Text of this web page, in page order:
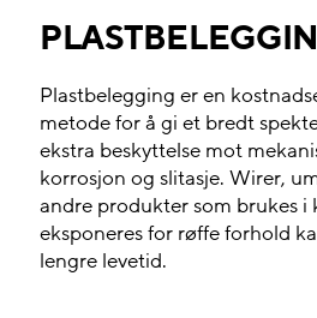
Plastbelegging er en
metode for å gi et bredt
ekstra beskyttelse mot
korrosjon og slitasje. Wirer,
andre produkter som brukes i
eksponeres for røffe forhold
lengre levetid.